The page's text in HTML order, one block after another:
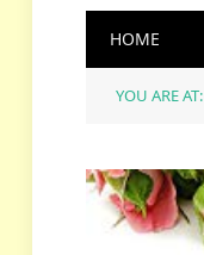
HOME
YOU ARE AT: